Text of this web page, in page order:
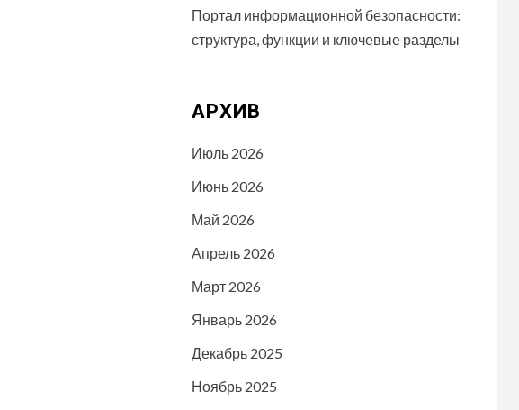
Портал информационной безопасности:
структура, функции и ключевые разделы
АРХИВ
Июль 2026
Июнь 2026
Май 2026
Апрель 2026
Март 2026
Январь 2026
Декабрь 2025
Ноябрь 2025